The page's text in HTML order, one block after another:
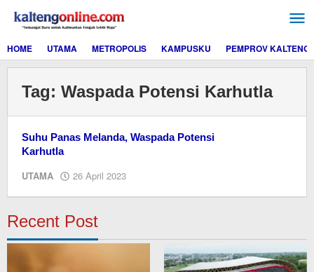
konten
HOME
UTAMA METROPOLIS KAMPUSKU PEMPROV KALTENG
Tag: Waspada Potensi Karhutla
Suhu Panas Melanda, Waspada Potensi
Karhutla
UTAMA 26 April 2023
Recent Post